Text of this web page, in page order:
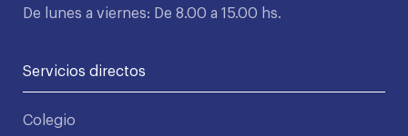
De lunes a viernes: De 8.00 a 15.00 hs.
Servicios directos
Colegio